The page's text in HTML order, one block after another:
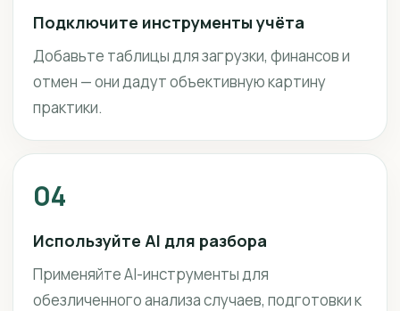
Подключите инструменты учёта
Добавьте таблицы для загрузки, финансов и
отмен — они дадут объективную картину
практики.
04
Используйте AI для разбора
Применяйте AI-инструменты для
обезличенного анализа случаев, подготовки к